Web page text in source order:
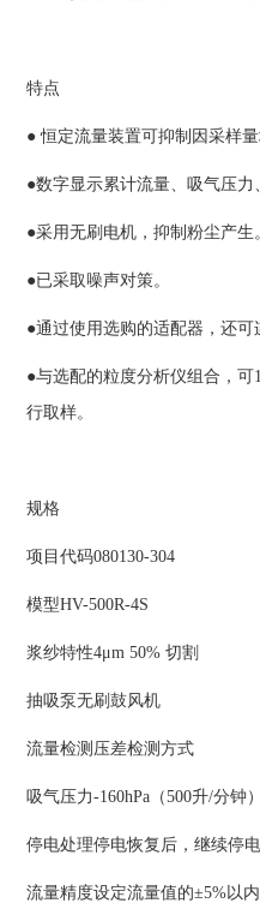
特点
● 恒定流量装置可抑制因采样
●数字显示累计流量、吸气压力
●采用无刷电机，抑制粉尘产生
●已采取噪声对策。
●通过使用选购的适配器，还可
●与选配的粒度分析仪组合，可
行取样。
规格
项目代码080130-304
模型HV-500R-4S
浆纱特性4μm 50% 切割
抽吸泵无刷鼓风机
流量检测压差检测方式
吸气压力-160hPa（500升/分钟）
停电处理停电恢复后，继续停
流量精度设定流量值的±5%以内